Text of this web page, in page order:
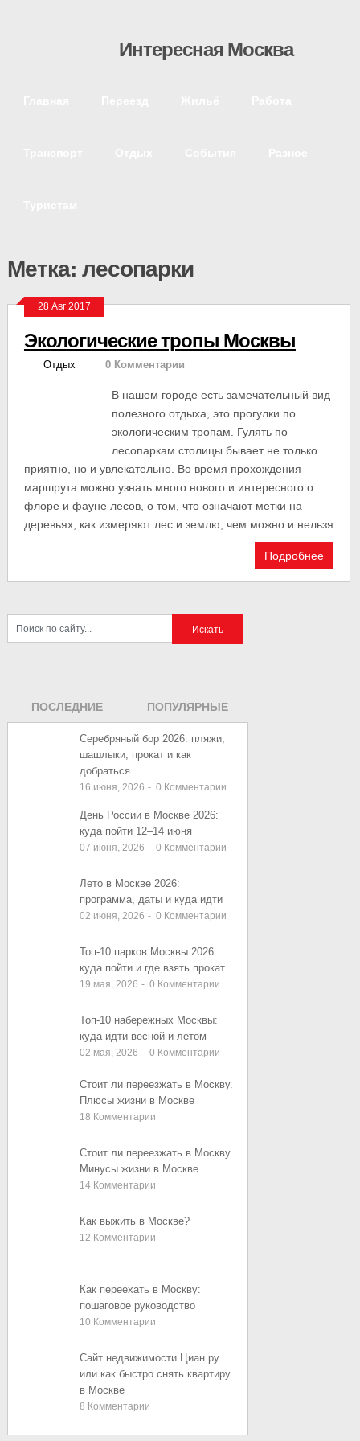
Интересная Москва
Метка: лесопарки
28 Авг 2017
Экологические тропы Москвы
Отдых 0 Комментарии
В нашем городе есть замечательный вид
полезного отдыха, это прогулки по
экологическим тропам. Гулять по
лесопаркам столицы бывает не только
приятно, но и увлекательно. Во время прохождения
маршрута можно узнать много нового и интересного о
флоре и фауне лесов, о том, что означают метки на
деревьях, как измеряют лес и землю, чем можно и нельзя
Подробнее
ПОСЛЕДНИЕ
ЗАПИСИ
ПОПУЛЯРНЫЕ
ЗАПИСИ
Серебряный бор 2026: пляжи,
шашлыки, прокат и как
добраться
16 июня, 2026 - 0 Комментарии
День России в Москве 2026:
куда пойти 12–14 июня
07 июня, 2026 - 0 Комментарии
Лето в Москве 2026:
программа, даты и куда идти
02 июня, 2026 - 0 Комментарии
Топ-10 парков Москвы 2026:
куда пойти и где взять прокат
19 мая, 2026 - 0 Комментарии
Топ-10 набережных Москвы:
куда идти весной и летом
02 мая, 2026 - 0 Комментарии
Стоит ли переезжать в Москву.
Плюсы жизни в Москве
18 Комментарии
Стоит ли переезжать в Москву.
Минусы жизни в Москве
14Комментарии
Как выжить в Москве?
12 Комментарии
Как переехать в Москву:
пошаговое руководство
10 Комментарии
Сайт недвижимости Циан.ру
или как быстро снять квартиру
в Москве
8 Комментарии